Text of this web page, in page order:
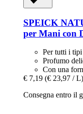
SPEICK
per Mani con
Per tutti i
Profumo
Con una
€ 7,19 (€ 23,97 / L)
Consegna entro il